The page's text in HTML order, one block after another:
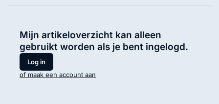
Mijn artikeloverzicht kan alleen
gebruikt worden als je bent ingelogd.
Log in
of maak een account aan